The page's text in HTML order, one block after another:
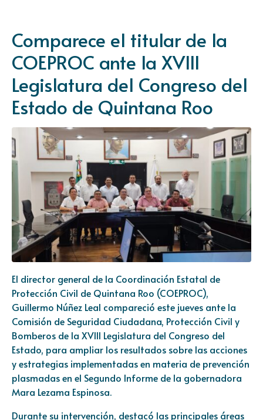
Comparece el titular de la
COEPROC ante la XVIII
Legislatura del Congreso del
Estado de Quintana Roo
El director general de la Coordinación Estatal de
Protección Civil de Quintana Roo (COEPROC),
Guillermo Núñez Leal compareció este jueves ante la
Comisión de Seguridad Ciudadana, Protección Civil y
Bomberos de la XVIII Legislatura del Congreso del
Estado, para ampliar los resultados sobre las acciones
y estrategias implementadas en materia de prevención
plasmadas en el Segundo Informe de la gobernadora
Mara Lezama Espinosa.
Durante su intervención, destacó las principales áreas